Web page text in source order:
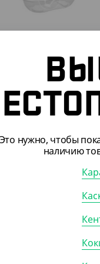
СпК-1409, 250 мл,
СтиролПласт
Это нужно, чтобы
наличию